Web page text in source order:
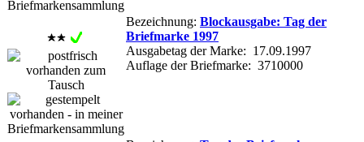
Bezeichnung: Blockausgabe: Tag der
Briefmarke 1997
Ausgabetag der Marke: 17.09.1997
Auflage der Briefmarke: 3710000